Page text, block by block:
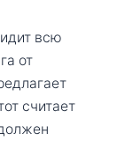
всю
от
считает